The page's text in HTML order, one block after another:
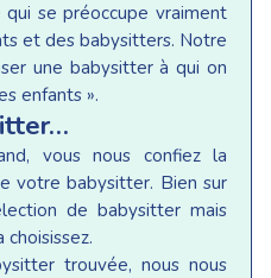
qui se préoccupe vraiment
et des babysitters. Notre
une babysitter à qui on
enfants ».
vous nous confiez la
votre babysitter. Bien sur
de babysitter mais
choisissez.
trouvée, nous nous